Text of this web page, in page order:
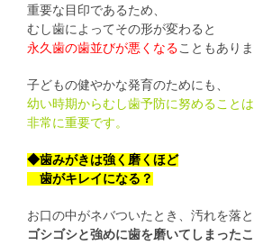
重要な目印であるため、
むし歯によってその形が変わると
永久歯の歯並びが悪くなることもありま
子どもの健やかな発育のためにも、
幼い時期からむし歯予防に努めることは
非常に重要です。
◆歯みがきは強く磨くほど
歯がキレイになる？
お口の中がネバついたとき、汚れを落
ゴシゴシと強めに歯を磨いてしまった